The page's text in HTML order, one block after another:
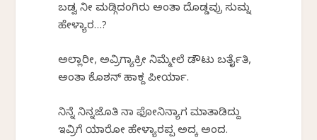
ಬಡ್ವ ನೀ ಮಡ್ಗಿದಂಗಿರು ಅಂತಾ ದೊಡ್ಡವ್ರು ಸುಮ್ನ
ಹೇಳ್ಯಾರ…?
ಅಲ್ಲಾರೀ, ಅವ್ರಿಗ್ಯಾಕ್ರೀ ನಿಮ್ಮೇಲೆ ಡೌಟು ಬರ್ತೈತಿ,
ಅಂತಾ ಕೊಶನ್ ಹಾಕ್ದ ಪೀರ್ಯಾ.
ನಿನ್ನೆ ನಿನ್ನಜೊತಿ ನಾ ಫೋನಿನ್ಯಾಗ ಮಾತಾಡಿದ್ದು
ಇವ್ರಿಗೆ ಯಾರೋ ಹೇಳ್ಯಾರಪ್ಪ ಅದ್ಕ ಅಂದ.